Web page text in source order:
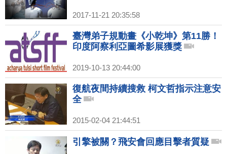
2017-11-21 20:35:58
臺灣弟子規動畫《小乾坤》第11勝！
印度阿察利亞圖希影展獲獎
2019-10-13 20:44:00
復航夜間持續搜救 柯文哲指示注意安
全
2015-02-04 21:44:51
引擎被關？飛安會回應目擊者質疑